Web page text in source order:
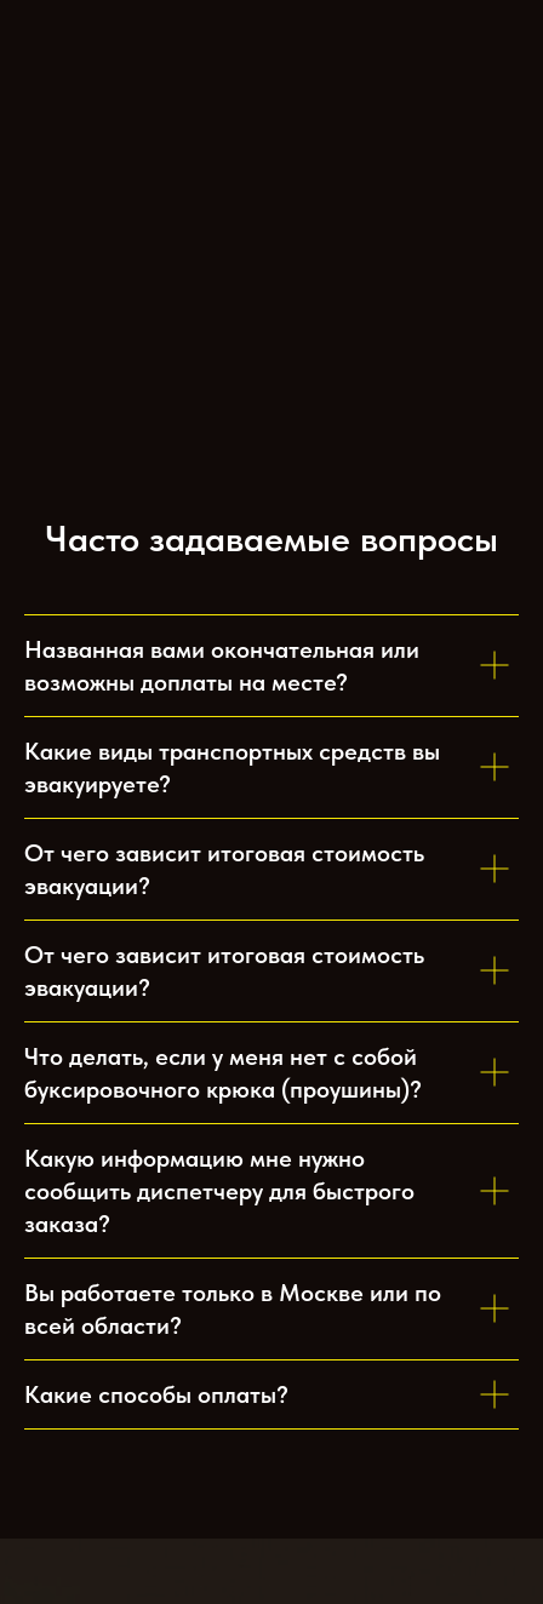
Часто задаваемые вопросы
Названная вами окончательная или
возможны доплаты на месте?
Какие виды транспортных средств вы
эвакуируете?
От чего зависит итоговая стоимость
эвакуации?
От чего зависит итоговая стоимость
эвакуации?
Что делать, если у меня нет с собой
буксировочного крюка (проушины)?
Какую информацию мне нужно
сообщить диспетчеру для быстрого
заказа?
Вы работаете только в Москве или по
всей области?
Какие способы оплаты?